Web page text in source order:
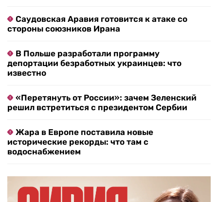
Саудовская Аравия готовится к атаке со
стороны союзников Ирана
В Польше разработали программу
депортации безработных украинцев: что
известно
«Перетянуть от России»: зачем Зеленский
решил встретиться с президентом Сербии
Жара в Европе поставила новые
исторические рекорды: что там с
водоснабжением